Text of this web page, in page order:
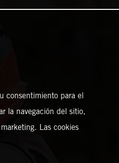
consentimiento para el
la navegación del sitio,
Las cookies